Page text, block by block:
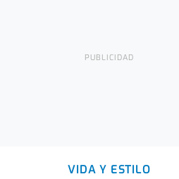
VIDA Y ESTILO